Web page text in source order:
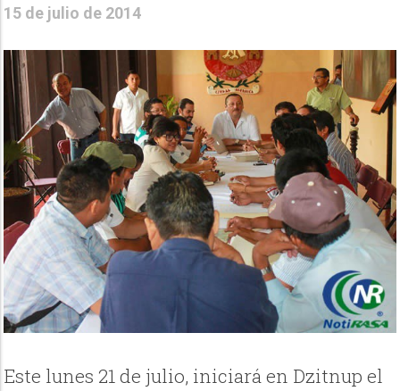
15 de julio de 2014
Este lunes 21 de julio, iniciará en Dzitnup el